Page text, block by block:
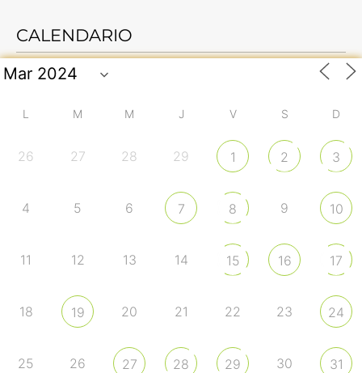
CALENDARIO
L M M J V S D
26 27 28 29 1 2 3
4 5 6 7 8 9 10
11 12 13 14 15 16 17
18 19 20 21 22 23 24
25 26 27 28 29 30 31